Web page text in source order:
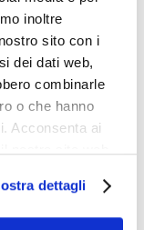
inoltre
sito con i
dei dati web,
combinarle
o che hanno
Acconsenta ai
dettagli
definitiva.
epistolare,
lettere di San
messa a dura
le
esclude il
carica di
chi non sa